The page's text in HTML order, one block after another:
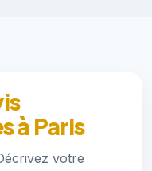
à Paris
votre